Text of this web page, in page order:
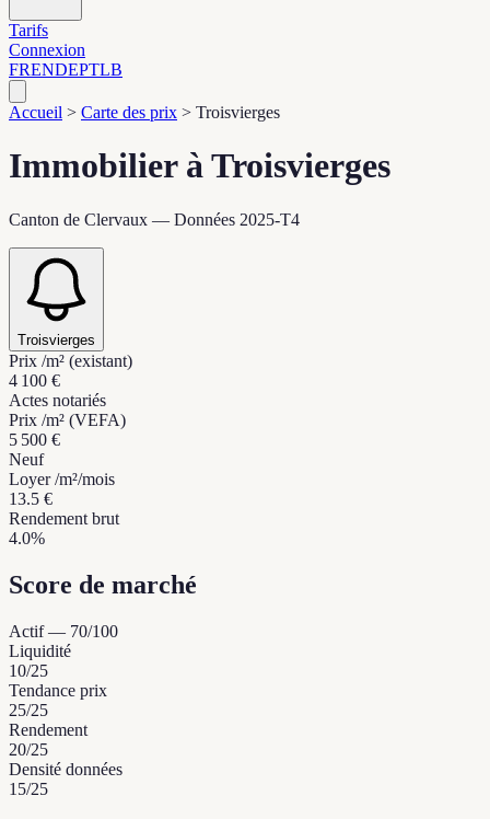
Tarifs
Connexion
FRENDEPTLB
Accueil > Carte des prix > Troisvierges
Immobilier à Troisvierges
Canton de Clervaux — Données 2025-T4
Troisvierges
Prix /m² (existant)
4 100 €
Actes notariés
Prix /m² (VEFA)
5 500 €
Neuf
Loyer /m²/mois
13.5 €
Rendement brut
4.0%
Score de marché
Actif— 70/100
Liquidité
10/25
Tendance prix
25/25
Rendement
20/25
Densité données
15/25